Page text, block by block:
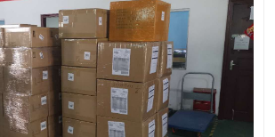
伊朗快递
深圳国际快递公司
司 深圳国际快递电话